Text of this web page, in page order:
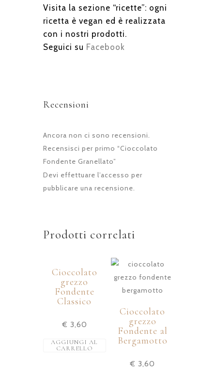
Visita la sezione “ricette”: ogni
ricetta è vegan ed è realizzata
con i nostri prodotti.
Seguici su Facebook
Recensioni
Ancora non ci sono recensioni.
Recensisci per primo “Cioccolato
Fondente Granellato”
Devi effettuare l’accesso per
pubblicare una recensione.
Prodotti correlati
Cioccolato
grezzo
Fondente
Classico
€ 3,60
AGGIUNGI AL
CARRELLO
Cioccolato
grezzo
Fondente al
Bergamotto
€ 3,60